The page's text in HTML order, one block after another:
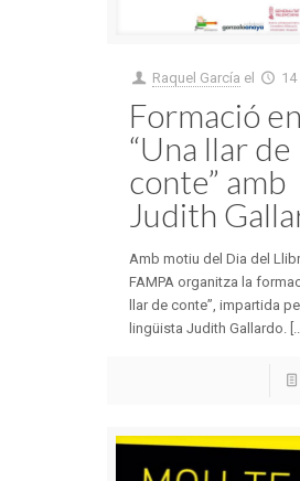
Raquel García el
Formació
“Una llar de
conte” amb
Judith
Amb motiu del Dia del
FAMPA organitza la
llar de conte”, impartida
lingüista Judith Gallardo.